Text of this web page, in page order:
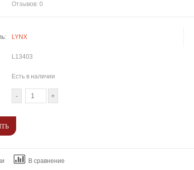
Отзывов: 0
LYNX
L13403
Есть в наличии
В сравнение